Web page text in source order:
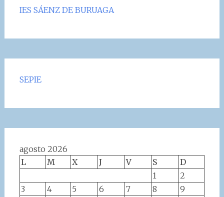
IES SÁENZ DE BURUAGA
SEPIE
agosto 2026
L
M X J V S
D
1
2
3
4 5 6 7 8
9